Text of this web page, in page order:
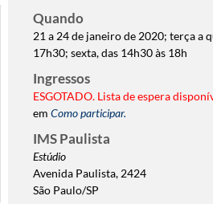
Quando
21 a 24 de janeiro de 2020; terça a
17h30; sexta, das 14h30 às 18h
Ingressos
ESGOTADO. Lista de espera
em Como participar.
IMS Paulista
Estúdio
Avenida Paulista, 2424
São Paulo/SP